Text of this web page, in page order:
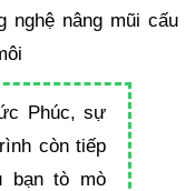
nghệ nâng mũi cấu
Phúc, sự
còn tiếp
bạn tò mò